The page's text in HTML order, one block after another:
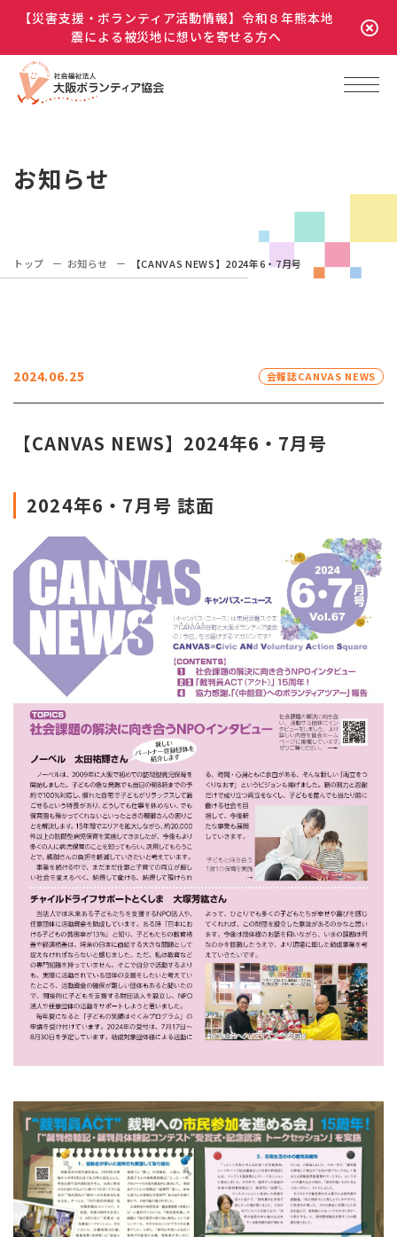
【災害支援・ボランティア活動情報】令和８年熊本地
震による被災地に想いを寄せる方へ
お知らせ
トップ お知らせ 【CANVAS NEWS】2024年6・7月号
2024.06.25 会報誌CANVAS NEWS
【CANVAS NEWS】2024年6・7月号
2024年6・7月号 誌面